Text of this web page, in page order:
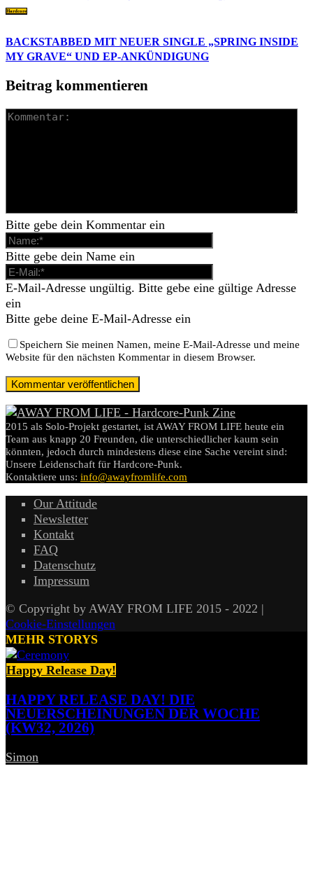
Hardcore
BACKSTABBED MIT NEUER SINGLE „SPRING INSIDE
MY GRAVE“ UND EP-ANKÜNDIGUNG
Beitrag kommentieren
Bitte gebe dein Kommentar ein
Bitte gebe dein Name ein
E-Mail-Adresse ungültig. Bitte gebe eine gültige Adresse
ein
Bitte gebe deine E-Mail-Adresse ein
Speichern Sie meinen Namen, meine E-Mail-Adresse und meine
Website für den nächsten Kommentar in diesem Browser.
2015 als Solo-Projekt gestartet, ist AWAY FROM LIFE heute ein
Team aus knapp 20 Freunden, die unterschiedlicher kaum sein
könnten, jedoch durch mindestens diese eine Sache vereint sind:
Unsere Leidenschaft für Hardcore-Punk.
Kontaktiere uns: info@awayfromlife.com
Our Attitude
Newsletter
Kontakt
FAQ
Datenschutz
Impressum
© Copyright by AWAY FROM LIFE 2015 - 2022 |
Cookie-Einstellungen
MEHR STORYS
Happy Release Day!
HAPPY RELEASE DAY! DIE
NEUERSCHEINUNGEN DER WOCHE
(KW32, 2026)
Simon